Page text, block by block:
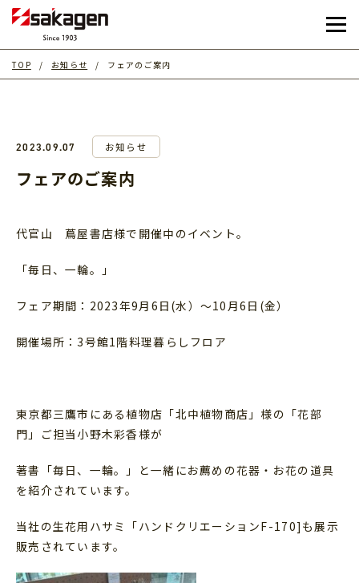
TOP お知らせ フェアのご案内
2023.09.07 お知らせ
フェアのご案内
代官山 蔦屋書店様で開催中のイベント。
「毎日、一輪。」
フェア期間：2023年9月6日(水）～10月6日(金）
開催場所：3号館1階料理暮らしフロア
東京都三鷹市にある植物店「北中植物商店」様の「花部
門」ご担当小野木彩香様が
著書「毎日、一輪。」と一緒にお薦めの花器・お花の道具
を紹介されています。
当社の生花用ハサミ「ハンドクリエーションF-170]も展示
販売されています。